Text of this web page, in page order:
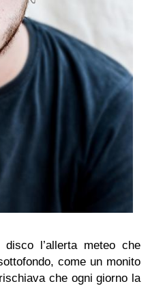
l’allerta meteo che
come un monito
che ogni giorno la